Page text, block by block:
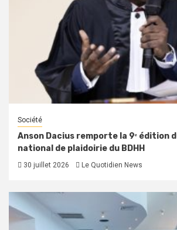
Société
Anson Dacius remporte la 9ᵉ édition
national de plaidoirie du BDHH
30 juillet 2026 Le Quotidien News